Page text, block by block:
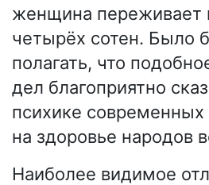
женщина переживает
четырёх сотен. Было
полагать, что
дел благоприятно
психике
на здоровье народов
Наиболее видимое